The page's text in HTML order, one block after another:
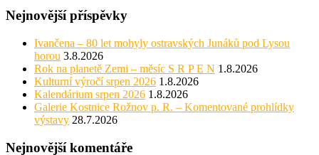
Nejnovější příspěvky
Ivančena – 80 let mohyly ostravských Junáků pod Lysou
horou 3.8.2026
Rok na planetě Zemi – měsíc S R P E N 1.8.2026
Kulturní výročí srpen 2026 1.8.2026
Kalendárium srpen 2026 1.8.2026
Galerie Kostnice Rožnov p. R. – Komentované prohlídky
výstavy 28.7.2026
Nejnovější komentáře